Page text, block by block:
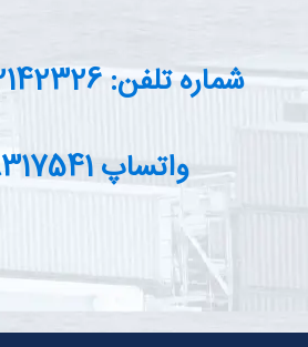
شماره تلفن: 02142326 سی خط
واتساپ 09018317541